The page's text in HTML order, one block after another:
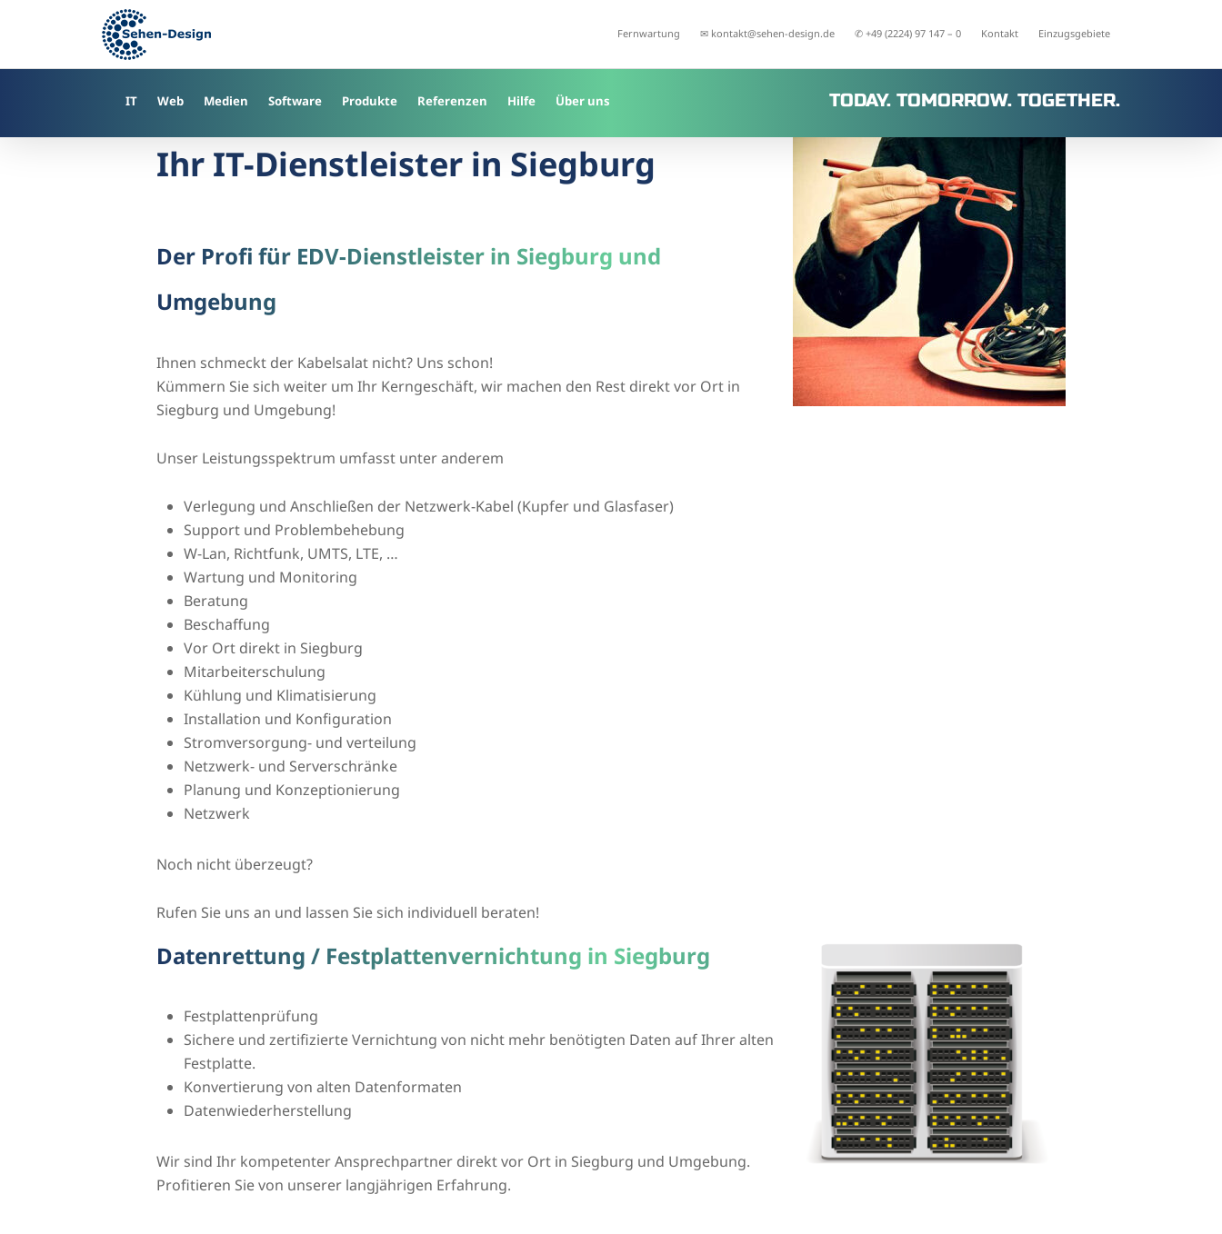
Fernwartung ✉ kontakt@sehen-design.de ✆ +49 (2224) 97 147 – 0 Kontakt Einzugsgebiete
IT Web Medien Software Produkte Referenzen Hilfe Über uns TODAY. TOMORROW. TOGETHER.
Ihr IT-Dienstleister in Siegburg
Der Profi für EDV-Dienstleister in Siegburg und
Umgebung
Ihnen schmeckt der Kabelsalat nicht? Uns schon!
Kümmern Sie sich weiter um Ihr Kerngeschäft, wir machen den Rest direkt vor Ort in
Siegburg und Umgebung!
Unser Leistungsspektrum umfasst unter anderem
Verlegung und Anschließen der Netzwerk-Kabel (Kupfer und Glasfaser)
Support und Problembehebung
W-Lan, Richtfunk, UMTS, LTE, …
Wartung und Monitoring
Beratung
Beschaffung
Vor Ort direkt in Siegburg
Mitarbeiterschulung
Kühlung und Klimatisierung
Installation und Konfiguration
Stromversorgung- und verteilung
Netzwerk- und Serverschränke
Planung und Konzeptionierung
Netzwerk
Noch nicht überzeugt?
Rufen Sie uns an und lassen Sie sich individuell beraten!
Datenrettung / Festplattenvernichtung in Siegburg
Festplattenprüfung
Sichere und zertifizierte Vernichtung von nicht mehr benötigten Daten auf Ihrer alten
Festplatte.
Konvertierung von alten Datenformaten
Datenwiederherstellung
Wir sind Ihr kompetenter Ansprechpartner direkt vor Ort in Siegburg und Umgebung.
Profitieren Sie von unserer langjährigen Erfahrung.